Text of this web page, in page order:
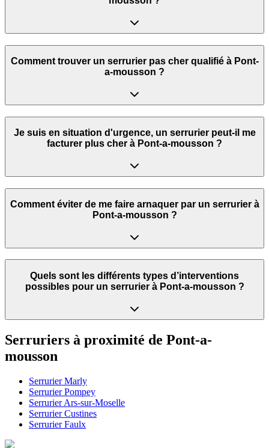
Comment trouver un serrurier pas cher qualifié à Pont-
a-mousson ?
Je suis en situation d'urgence, un serrurier peut‑il me
facturer plus cher à Pont-a-mousson ?
Comment éviter de me faire arnaquer par un serrurier à
Pont-a-mousson ?
Quels sont les différents types d’interventions
possibles pour un serrurier à Pont-a-mousson ?
Serruriers à proximité de Pont-a-
mousson
SerrurierMarly
SerrurierPompey
SerrurierArs-sur-Moselle
SerrurierCustines
SerrurierFaulx